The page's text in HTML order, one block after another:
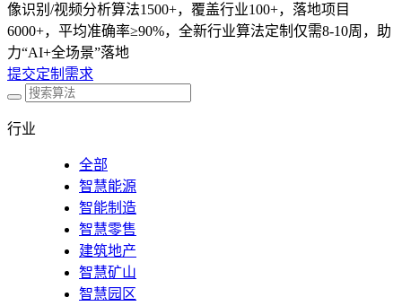
像识别/视频分析算法1500+，覆盖行业100+，落地项目
6000+，平均准确率≥90%，全新行业算法定制仅需8-10周，助
力“AI+全场景”落地
提交定制需求
行业
全部
智慧能源
智能制造
智慧零售
建筑地产
智慧矿山
智慧园区